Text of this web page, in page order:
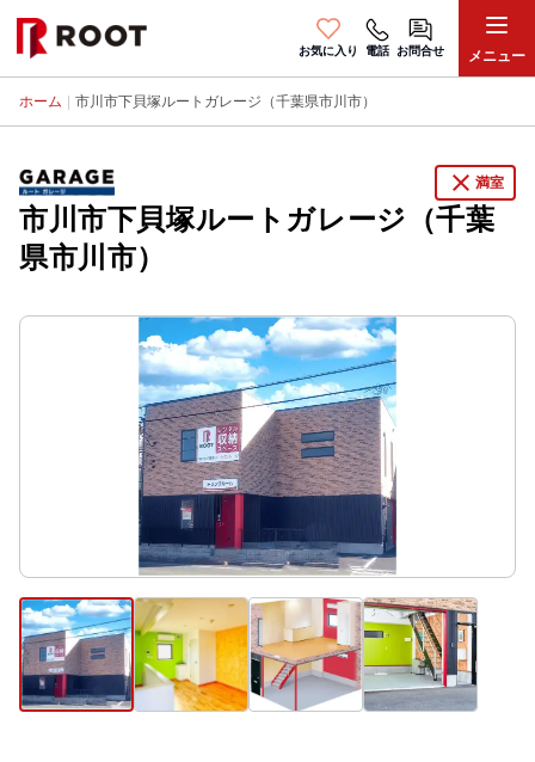
お気に入り 電話 お問合せ メニュー
ホーム 市川市下貝塚ルートガレージ（千葉県市川市）
close 満室
市川市下貝塚ルートガレージ（千葉
県市川市）